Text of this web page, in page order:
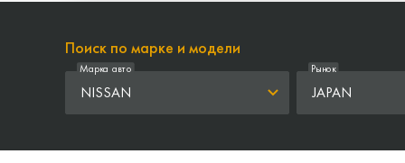
Поиск по марке и модели
NISSAN
Марка авто
JAPAN
Рынок